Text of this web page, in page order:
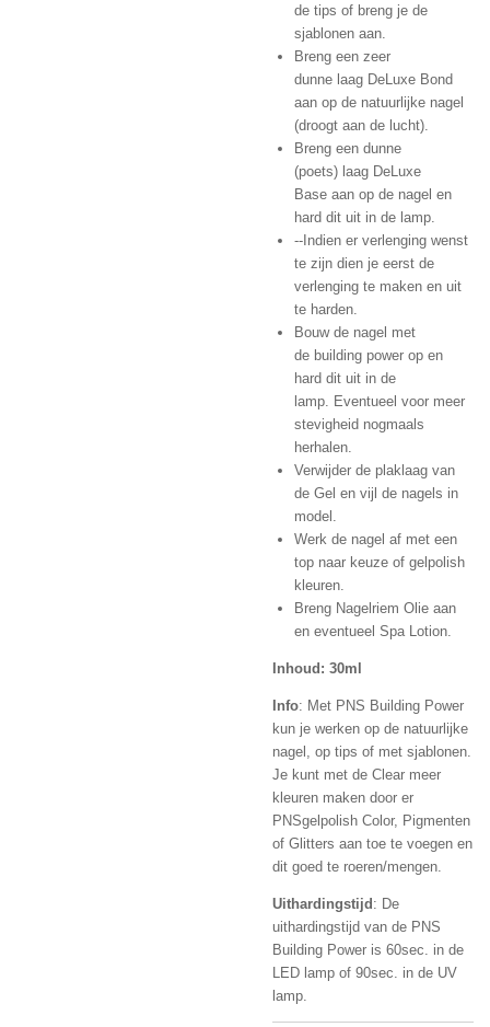
de tips of breng je de
sjablonen aan.
Breng een zeer
dunne laag DeLuxe Bond
aan op de natuurlijke nagel
(droogt aan de lucht).
Breng een dunne
(poets) laag DeLuxe
Base aan op de nagel en
hard dit uit in de lamp.
--Indien er verlenging wenst
te zijn dien je eerst de
verlenging te maken en uit
te harden.
Bouw de nagel met
de building power op en
hard dit uit in de
lamp. Eventueel voor meer
stevigheid nogmaals
herhalen.
Verwijder de plaklaag van
de Gel en vijl de nagels in
model.
Werk de nagel af met een
top naar keuze of gelpolish
kleuren.
Breng Nagelriem Olie aan
en eventueel Spa Lotion.
Inhoud: 30ml
Info: Met PNS Building Power
kun je werken op de natuurlijke
nagel, op tips of met sjablonen.
Je kunt met de Clear meer
kleuren maken door er
PNSgelpolish Color, Pigmenten
of Glitters aan toe te voegen en
dit goed te roeren/mengen.
Uithardingstijd: De
uithardingstijd van de PNS
Building Power is 60sec. in de
LED lamp of 90sec. in de UV
lamp.